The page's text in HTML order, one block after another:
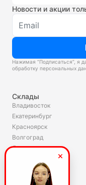
Новости и акции
Нажимая “Подписаться”, я
обработку персональных
Склады
Владивосток
Екатеринбург
Красноярск
Волгоград
Ярославль
Хабаровск